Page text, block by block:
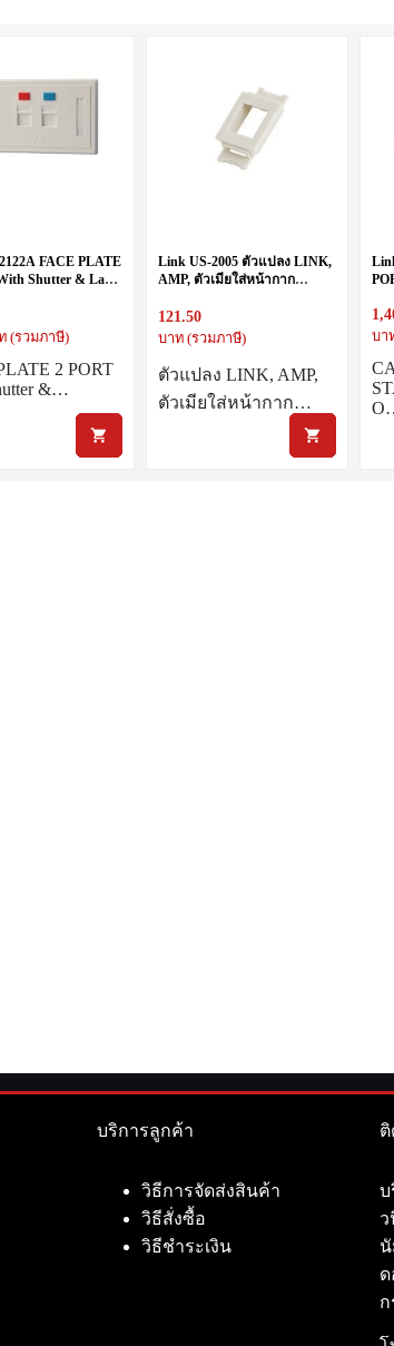
FACE PLATE
Shutter & Lable
(รวมภาษี)
2 PORT
&…
Link US-2005 ตัวแปลง LINK,
AMP, ตัวเมียใส่หน้ากาก
Color)
121.50
บาท (รวมภาษี)
ตัวแปลง LINK, AMP,
ตัวเมียใส่หน้ากาก…
บา
บริการลูกค้า
วิธีการจัดส่งสินค้า
วิธีสั่งซื้อ
วิธีชำระเงิน
ติ
บ
ว
นั
ด
ก